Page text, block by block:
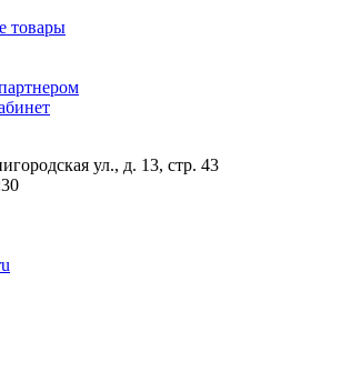
товары
ул., д. 13, стр. 43